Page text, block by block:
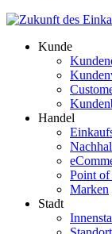
Kunde
Handel
Point of
Marken
Stadt